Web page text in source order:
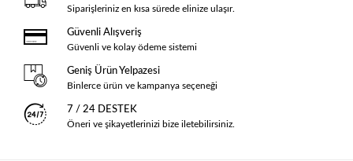
Siparişleriniz en kısa sürede elinize ulaşır.
Güvenli Alışveriş
Güvenli ve kolay ödeme sistemi
Geniş Ürün Yelpazesi
Binlerce ürün ve kampanya seçeneği
7 / 24 DESTEK
Öneri ve şikayetlerinizi bize iletebilirsiniz.